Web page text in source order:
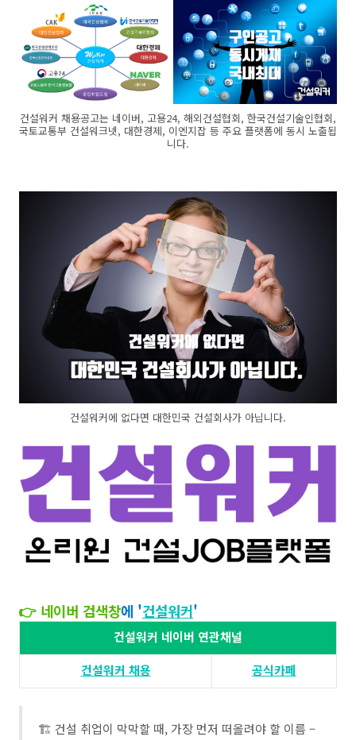
건설워커 채용공고는 네이버, 고용24, 해외건설협회, 한국건설기술인협회,
국토교통부 건설워크넷, 대한경제, 이엔지잡 등 주요 플랫폼에 동시 노출됩
니다.
건설워커에 없다면 대한민국 건설회사가 아닙니다.
👉 네이버 검색창에 '건설워커'​​
건설워커 네이버 연관채널
건설워커 채용​
공식카페
🏗️ 건설 취업이 막막할 때, 가장 먼저 떠올려야 할 이름 –